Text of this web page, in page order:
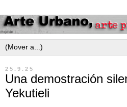
25.9.25
Una demostración
Yekutieli